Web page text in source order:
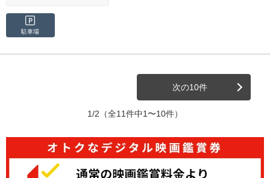
駐車場
次の10件
1/2 （全11件中1〜10件）